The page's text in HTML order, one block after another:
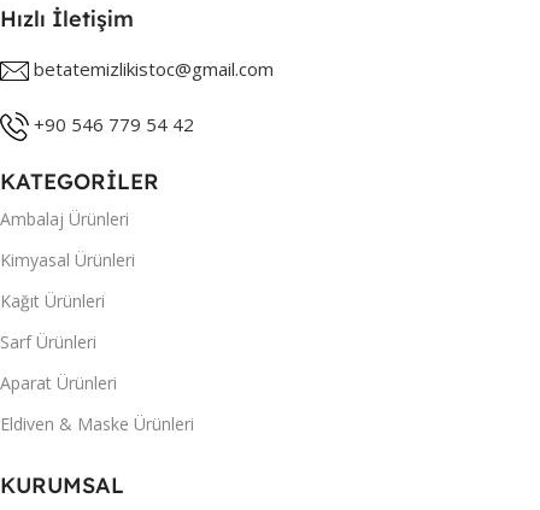
Hızlı İletişim
betatemizlikistoc@gmail.com
+90 546 779 54 42
KATEGORİLER
Ambalaj Ürünleri
Kimyasal Ürünleri
Kağıt Ürünleri
Sarf Ürünleri
Aparat Ürünleri
Eldiven & Maske Ürünleri
KURUMSAL